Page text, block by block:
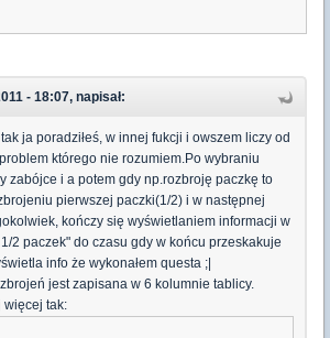
- 18:07, napisał:
ja poradziłeś, w innej fukcji i owszem liczy od
którego nie rozumiem.Po wybraniu
zabójce i a potem gdy np.rozbroję paczkę to
pierwszej paczki(1/2) i w następnej
kończy się wyświetlaniem informacji w
2 paczek" do czasu gdy w końcu przeskakuje
info że wykonałem questa ;|
jest zapisana w 6 kolumnie tablicy.
więcej tak: